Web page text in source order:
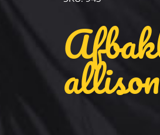
allison